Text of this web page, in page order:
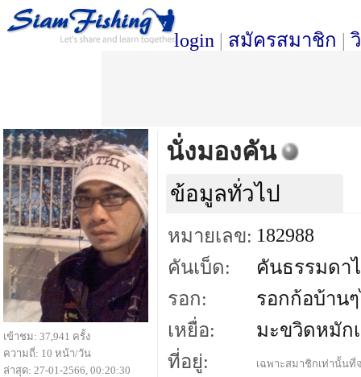
login | สมัครสมาชิก |
นั่งมองคัน
ข้อมูลทั่วไป
หมายเลข: 182988
คันเบ็ด:
คันธรรมดา
รอก:
รอกก้อบ้าน
เหยื่อ:
มะขวิดหมัก
ที่อยู่:
เฉพาะสมาชิกเท่านั้นที่
เข้าชม: 37,941 ครั้ง
ความถี่: 10 หน้า/วัน
ล่าสุด: 27-01-2566, 00:20:30